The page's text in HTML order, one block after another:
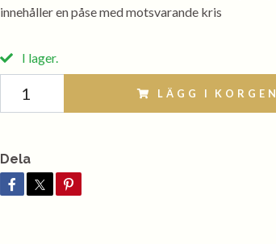
innehåller en påse med motsvarande kris
I lager.
LÄGG I KORGEN
Dela